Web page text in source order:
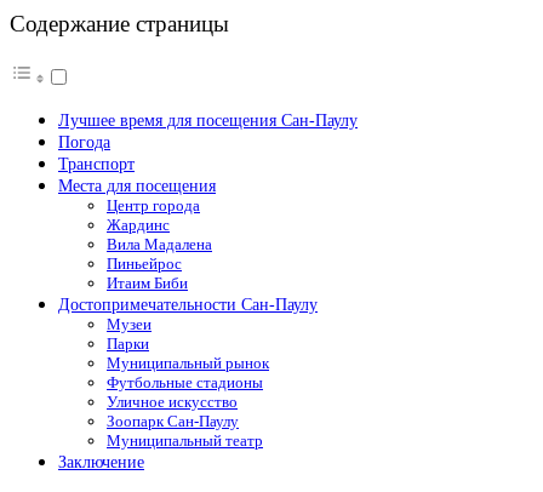
Содержание страницы
Лучшее время для посещения Сан-Паулу
Погода
Транспорт
Места для посещения
Центр города
Жардинс
Вила Мадалена
Пиньейрос
Итаим Биби
Достопримечательности Сан-Паулу
Музеи
Парки
Муниципальный рынок
Футбольные стадионы
Уличное искусство
Зоопарк Сан-Паулу
Муниципальный театр
Заключение